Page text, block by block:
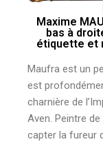
Maxime
bas à
étiquette et
Maufra est un
est
charnière de
Aven. Peintre
capter la fureur